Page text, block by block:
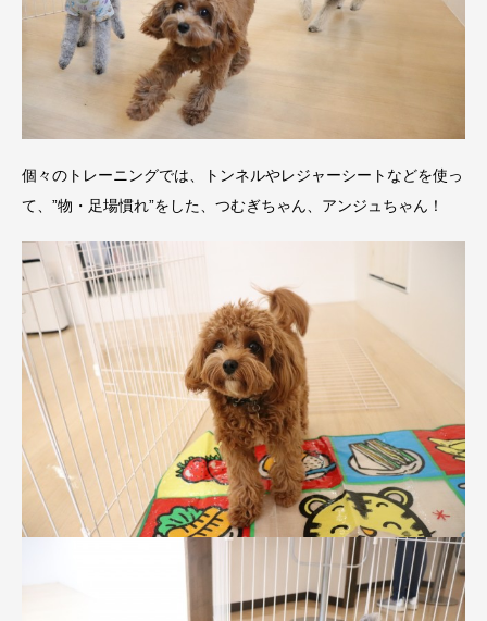
個々のトレーニングでは、トンネルやレジャーシートなどを使っ
て、”物・足場慣れ”をした、つむぎちゃん、アンジュちゃん！